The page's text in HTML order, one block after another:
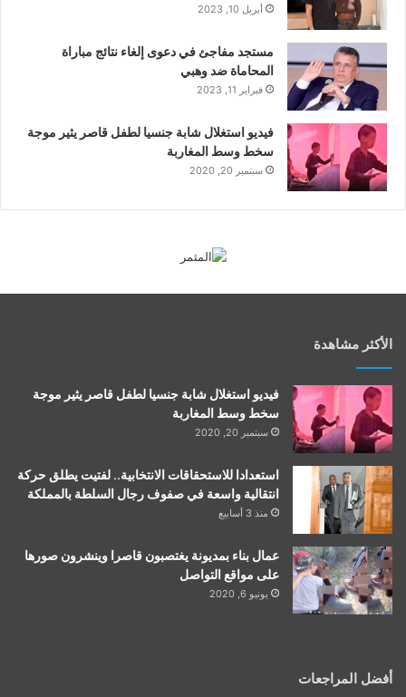
أبريل 10, 2023
مستجد مفاجئ في دعوى إلغاء نتائج مباراة
المحاماة ضد وهبي
فبراير 11, 2023
فيديو استغلال شابة جنسيا لطفل قاصر يثير موجة
سخط وسط المغاربة
سبتمبر 20, 2020
الأكثر مشاهدة
فيديو استغلال شابة جنسيا لطفل قاصر يثير موجة
سخط وسط المغاربة
سبتمبر 20, 2020
استعدادا للاستحقاقات الانتخابية.. لفتيت يطلق حركة
انتقالية واسعة في صفوف رجال السلطة بالمملكة
منذ 3 أسابيع
عمال بناء بمديونة يغتصبون قاصرا وينشرون صورها
على مواقع التواصل
يونيو 6, 2020
أفضل المراجعات